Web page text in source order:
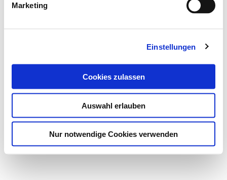
Marketing
Einstellungen
Cookies zulassen
Auswahl erlauben
Nur notwendige Cookies verwenden